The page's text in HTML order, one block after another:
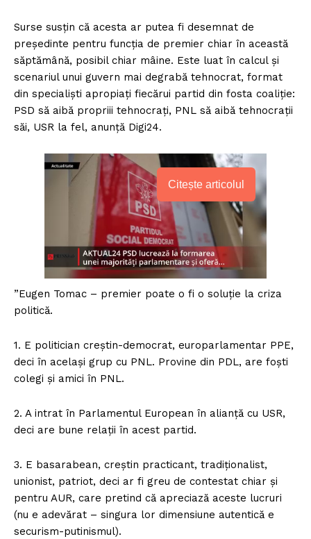
Surse susțin că acesta ar putea fi desemnat de
președinte pentru funcția de premier chiar în această
săptămână, posibil chiar mâine. Este luat în calcul și
scenariul unui guvern mai degrabă tehnocrat, format
din specialiști apropiați fiecărui partid din fosta coaliție:
PSD să aibă propriii tehnocrați, PNL să aibă tehnocrații
săi, USR la fel, anunță Digi24.
Citește articolul
”Eugen Tomac – premier poate o fi o soluție la criza
politică.
1. E politician creștin-democrat, europarlamentar PPE,
deci în același grup cu PNL. Provine din PDL, are foști
colegi și amici în PNL.
2. A intrat în Parlamentul European în alianță cu USR,
deci are bune relații în acest partid.
3. E basarabean, creștin practicant, tradiționalist,
unionist, patriot, deci ar fi greu de contestat chiar și
pentru AUR, care pretind că apreciază aceste lucruri
(nu e adevărat – singura lor dimensiune autentică e
securism-putinismul).